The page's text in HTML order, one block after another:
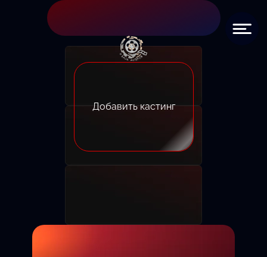
Добавить кастинг